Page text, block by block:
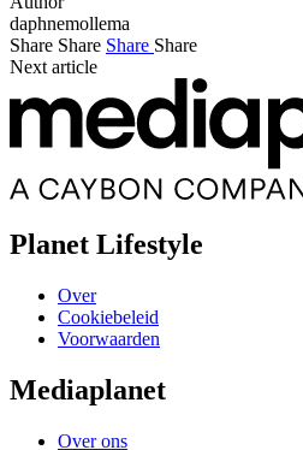
daphnemollema
Share Share Share Share
Next article
Planet Lifestyle
Over
Cookiebeleid
Voorwaarden
Mediaplanet
Over ons